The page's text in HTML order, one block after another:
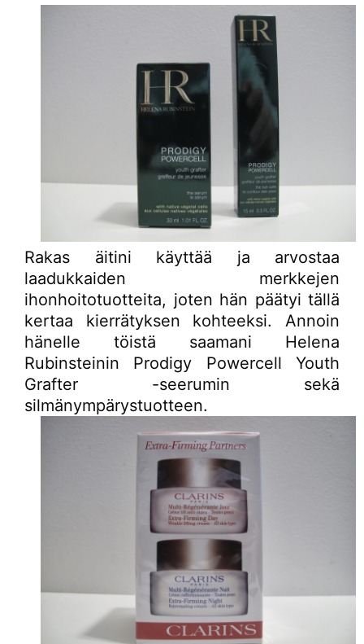
Rakas äitini käyttää ja arvostaa
laadukkaiden merkkejen
ihonhoitotuotteita, joten hän päätyi tällä
kertaa kierrätyksen kohteeksi. Annoin
hänelle töistä saamani Helena
Rubinsteinin Prodigy Powercell Youth
Grafter -seerumin sekä
silmänympärystuotteen.